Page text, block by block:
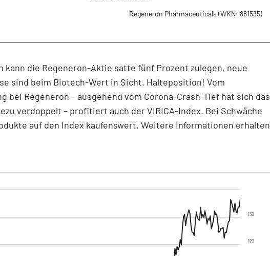
Regeneron Pharmaceuticals (WKN: 881535)
kann die Regeneron-Aktie satte fünf Prozent zulegen, neue
sind beim Biotech-Wert in Sicht. Halteposition! Vom
bei Regeneron – ausgehend vom Corona-Crash-Tief hat sich das
verdoppelt – profitiert auch der VIRICA-Index. Bei Schwäche
auf den Index kaufenswert. Weitere Informationen erhalten
120
130